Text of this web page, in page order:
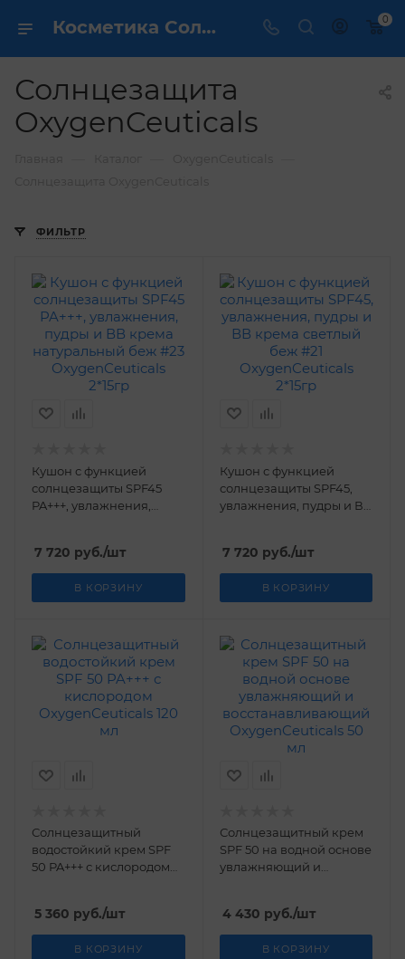
Косметика Солнцезащита OxygenCeuticals - купить в интернет магазине ✔️ по выгодной цене 0
Солнцезащита
OxygenCeuticals
ФИЛЬТР
Кушон с функцией
солнцезащиты SPF45
PA+++, увлажнения,
OxygenCeuticals 2*15гр
7 720 руб./шт
В КОРЗИНУ
Кушон с функцией
солнцезащиты SPF45,
увлажнения, пудры и ВВ
7 720 руб./шт
В КОРЗИНУ
Солнцезащитный
водостойкий крем SPF
50 PA+++ с кислородом
5 360 руб./шт
В КОРЗИНУ
Солнцезащитный крем
SPF 50 на водной основе
увлажняющий и
4 430 руб./шт
В КОРЗИНУ